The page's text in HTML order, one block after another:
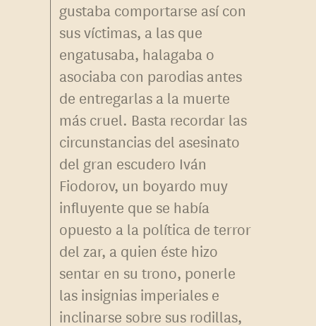
gustaba comportarse así con
sus víctimas, a las que
engatusaba, halagaba o
asociaba con parodias antes
de entregarlas a la muerte
más cruel. Basta recordar las
circunstancias del asesinato
del gran escudero Iván
Fiodorov, un boyardo muy
influyente que se había
opuesto a la política de terror
del zar, a quien éste hizo
sentar en su trono, ponerle
las insignias imperiales e
inclinarse sobre sus rodillas,